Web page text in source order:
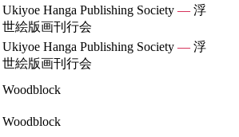
Ukiyoe Hanga Publishing Society — 浮
世絵版画刊行会
Ukiyoe Hanga Publishing Society — 浮
世絵版画刊行会
Woodblock
Woodblock